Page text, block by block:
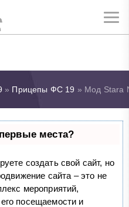
» Прицепы ФС 19 » Мод Stara
места?
создать свой сайт, но
сайта – это не
мероприятий,
посещаемости и